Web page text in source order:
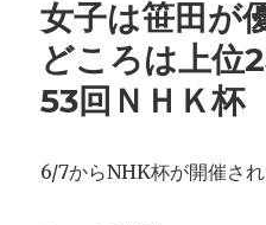
女子は笹田が
どころは上
53回ＮＨＫ杯
6/7からNHK杯が開催され